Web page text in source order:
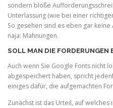
sondern bloße
Unterlassung (wie bei einer
So gesehen sind es eben gar
naja: Mahnungen.
SOLL MAN DIE FORDERUNGEN
Auch wenn Sie Google Fonts nicht
abgespeichert haben, spricht
einiges dafür, die aufgemachten
Zunächst ist das Urteil, auf welches